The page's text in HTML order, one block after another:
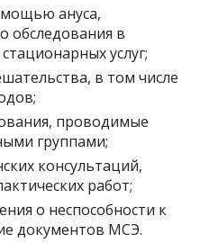
ануса,
обследования в
услуг;
в том числе
проводимые
группами;
консультаций,
работ;
о неспособности к
документов МСЭ.